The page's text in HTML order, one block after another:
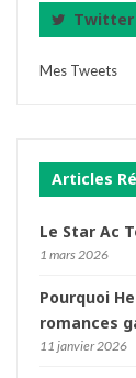
Twitter
Mes Tweets
Articles
Le Star Ac
1 mars 2026
Pourquoi
romances
11 janvier 2026